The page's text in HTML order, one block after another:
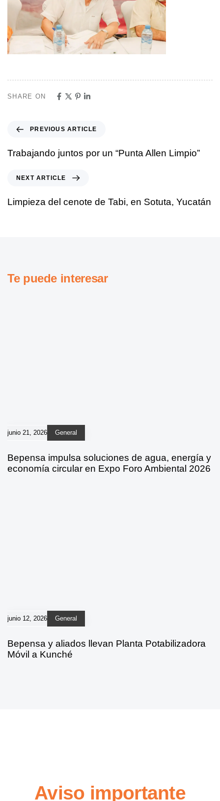
SHARE ON
PREVIOUS ARTICLE
Trabajando juntos por un “Punta Allen Limpio”
NEXT ARTICLE
Limpieza del cenote de Tabi, en Sotuta, Yucatán
Te puede interesar
junio 21, 2026 General
Bepensa impulsa soluciones de agua, energía y
economía circular en Expo Foro Ambiental 2026
junio 12, 2026 General
Bepensa y aliados llevan Planta Potabilizadora
Móvil a Kunché
Aviso importante